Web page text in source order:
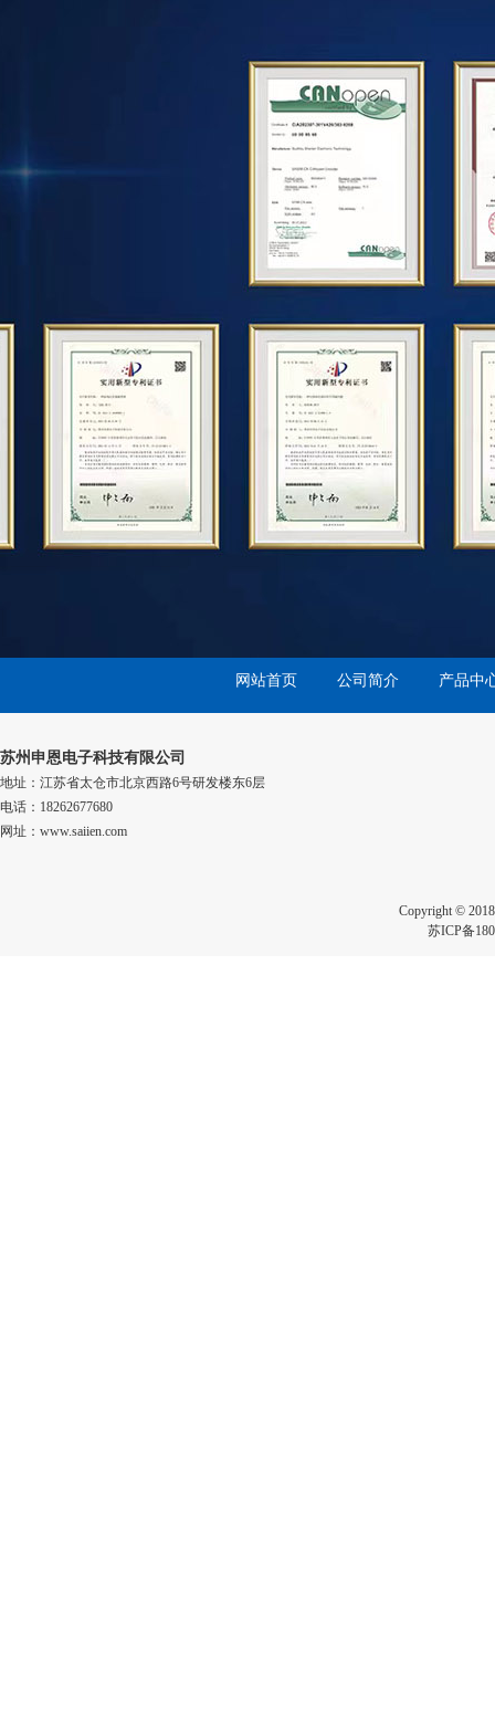
网站首页 公司简介 产品中
苏州申恩电子科技有限公司
地址：江苏省太仓市北京西路6号研发楼东6层
电话：18262677680
网址：www.saiien.com
Copyright ©
苏ICP备